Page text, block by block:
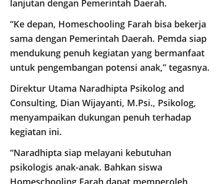
lanjutan dengan Pemerintah Daerah.
“Ke depan, Homeschooling Farah bisa bekerja
sama dengan Pemerintah Daerah. Pemda siap
mendukung penuh kegiatan yang bermanfaat
untuk pengembangan potensi anak,” tegasnya.
Direktur Utama Naradhipta Psikolog and
Consulting, Dian Wijayanti, M.Psi., Psikolog,
menyampaikan dukungan penuh terhadap
kegiatan ini.
“Naradhipta siap melayani kebutuhan
psikologis anak-anak. Bahkan siswa
Homeschooling Farah dapat memperoleh